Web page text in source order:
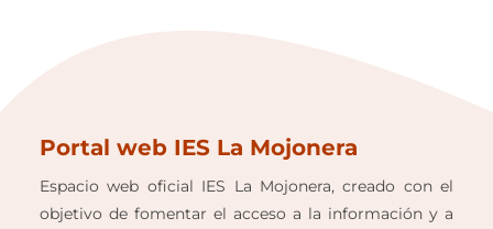
Portal web IES La Mojonera
Espacio web oficial IES La Mojonera, creado con el
objetivo de fomentar el acceso a la información y a